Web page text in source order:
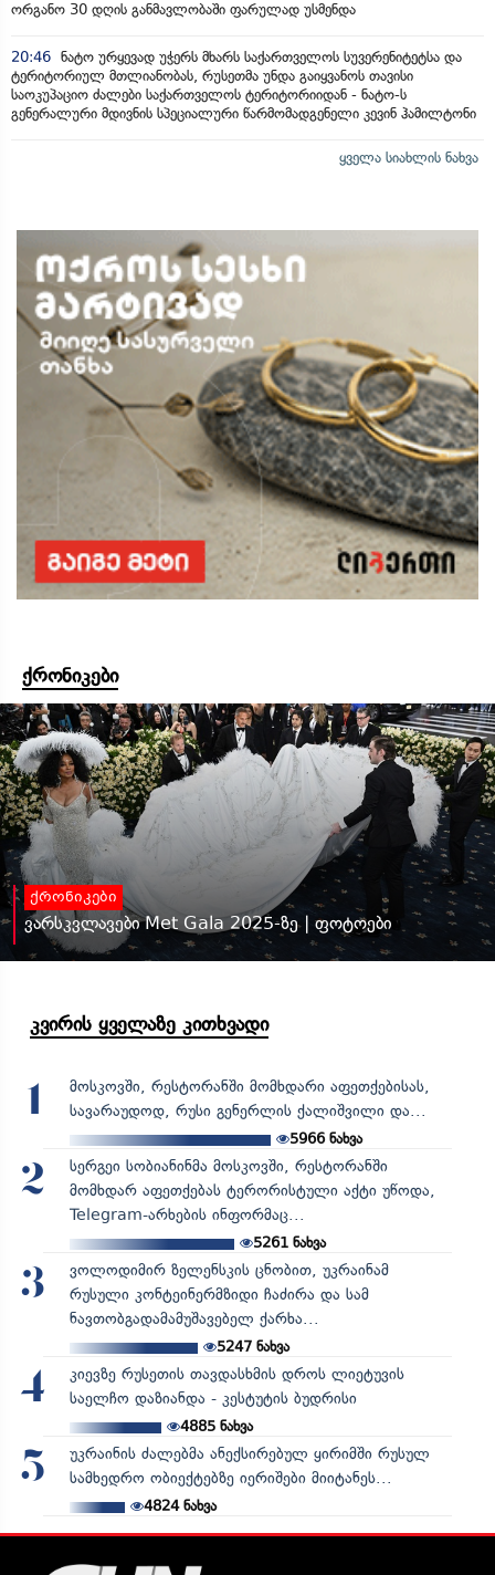
ორგანო 30 დღის განმავლობაში ფარულად უსმენდა
20:46 ნატო ურყევად უჭერს მხარს საქართველოს სუვერენიტეტსა და
ტერიტორიულ მთლიანობას, რუსეთმა უნდა გაიყვანოს თავისი
საოკუპაციო ძალები საქართველოს ტერიტორიიდან - ნატო-ს
გენერალური მდივნის სპეციალური წარმომადგენელი კევინ ჰამილტონი
ყველა სიახლის ნახვა
ქრონიკები
ქრონიკები
ვარსკვლავები Met Gala 2025-ზე | ფოტოები
კვირის ყველაზე კითხვადი
1
მოსკოვში, რესტორანში მომხდარი აფეთქებისას,
სავარაუდოდ, რუსი გენერლის ქალიშვილი და...
5966ნახვა
2
სერგეი სობიანინმა მოსკოვში, რესტორანში
მომხდარ აფეთქებას ტერორისტული აქტი უწოდა,
Telegram-არხების ინფორმაც...
5261ნახვა
3
ვოლოდიმირ ზელენსკის ცნობით, უკრაინამ
რუსული კონტეინერმზიდი ჩაძირა და სამ
ნავთობგადამამუშავებელ ქარხა...
5247ნახვა
4
კიევზე რუსეთის თავდასხმის დროს ლიეტუვის
საელჩო დაზიანდა - კესტუტის ბუდრისი
4885ნახვა
5
უკრაინის ძალებმა ანექსირებულ ყირიმში რუსულ
სამხედრო ობიექტებზე იერიშები მიიტანეს...
4824ნახვა